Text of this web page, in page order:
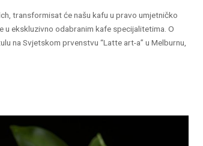
transformisat će našu kafu u pravo umjetničko
ekskluzivno odabranim kafe specijalitetima. O
na Svjetskom prvenstvu “Latte art-a” u Melburnu,